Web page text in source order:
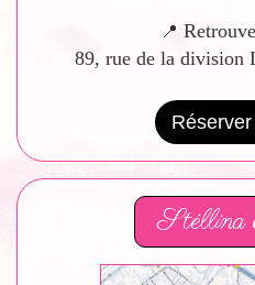
📍
89, rue de la division
Stéllina